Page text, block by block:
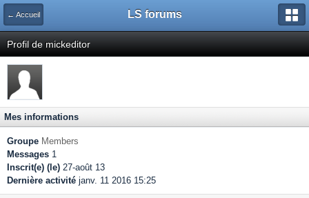
← Accueil LS forums
Profil de mickeditor
Mes informations
Groupe Members
Messages 1
Inscrit(e) (le) 27-août 13
Dernière activité janv. 11 2016 15:25